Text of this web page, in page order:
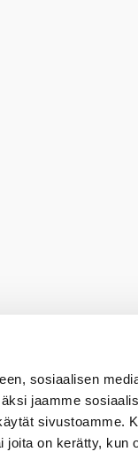
sosiaalisen
jaamme
sivustoamme.
joita on kerätty, kun